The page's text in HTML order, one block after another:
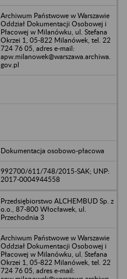
Archiwum Państwowe w Warszawie
Oddział Dokumentacji Osobowej i
Płacowej w Milanówku, ul. Stefana
Okrzei 1, 05-822 Milanówek, tel. 22
724 76 05, adres e-mail:
apw.milanowek@warszawa.archiwa.
gov.pl
Dokumentacja osobowo-płacowa
992700/611/748/2015-SAK; UNP:
2017-0004944558
Przedsiębiorstwo ALCHEMBUD Sp. z
o.o., 87-800 Włocławek, ul.
Przechodnia 3
Archiwum Państwowe w Warszawie
Oddział Dokumentacji Osobowej i
Płacowej w Milanówku, ul. Stefana
Okrzei 1, 05-822 Milanówek, tel. 22
724 76 05, adres e-mail: